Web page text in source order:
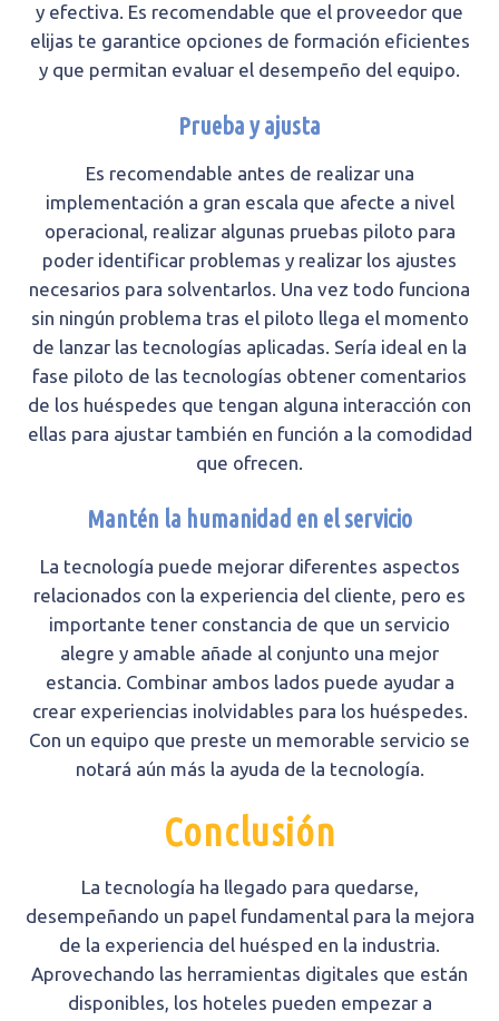
y efectiva. Es recomendable que el proveedor que
elijas te garantice opciones de formación eficientes
y que permitan evaluar el desempeño del equipo.
Prueba y ajusta
Es recomendable antes de realizar una
implementación a gran escala que afecte a nivel
operacional, realizar algunas pruebas piloto para
poder identificar problemas y realizar los ajustes
necesarios para solventarlos. Una vez todo funciona
sin ningún problema tras el piloto llega el momento
de lanzar las tecnologías aplicadas. Sería ideal en la
fase piloto de las tecnologías obtener comentarios
de los huéspedes que tengan alguna interacción con
ellas para ajustar también en función a la comodidad
que ofrecen.
Mantén la humanidad en el servicio
La tecnología puede mejorar diferentes aspectos
relacionados con la experiencia del cliente, pero es
importante tener constancia de que un servicio
alegre y amable añade al conjunto una mejor
estancia. Combinar ambos lados puede ayudar a
crear experiencias inolvidables para los huéspedes.
Con un equipo que preste un memorable servicio se
notará aún más la ayuda de la tecnología.
Conclusión
La tecnología ha llegado para quedarse,
desempeñando un papel fundamental para la mejora
de la experiencia del huésped en la industria.
Aprovechando las herramientas digitales que están
disponibles, los hoteles pueden empezar a